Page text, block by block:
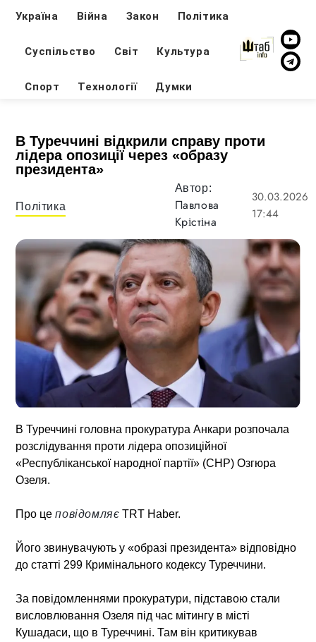
Україна Війна Закон Політика
Суспільство Світ Культура
Спорт Технології Думки
В Туреччині відкрили справу проти
лідера опозиції через «образу
президента»
Політика
Автор:
Павлова
Крістіна
30.03.2026
17:44
В Туреччині головна прокуратура Анкари розпочала
розслідування проти лідера опозиційної
«Республіканської народної партії» (CHP) Озгюра
Озеля.
Про цеповідомляє TRT Haber.
Його звинувачують у «образі президента» відповідно
до статті 299 Кримінального кодексу Туреччини.
За повідомленнями прокуратури, підставою стали
висловлювання Озеля під час мітингу в місті
Кушадаси, що в Туреччині. Там він критикував